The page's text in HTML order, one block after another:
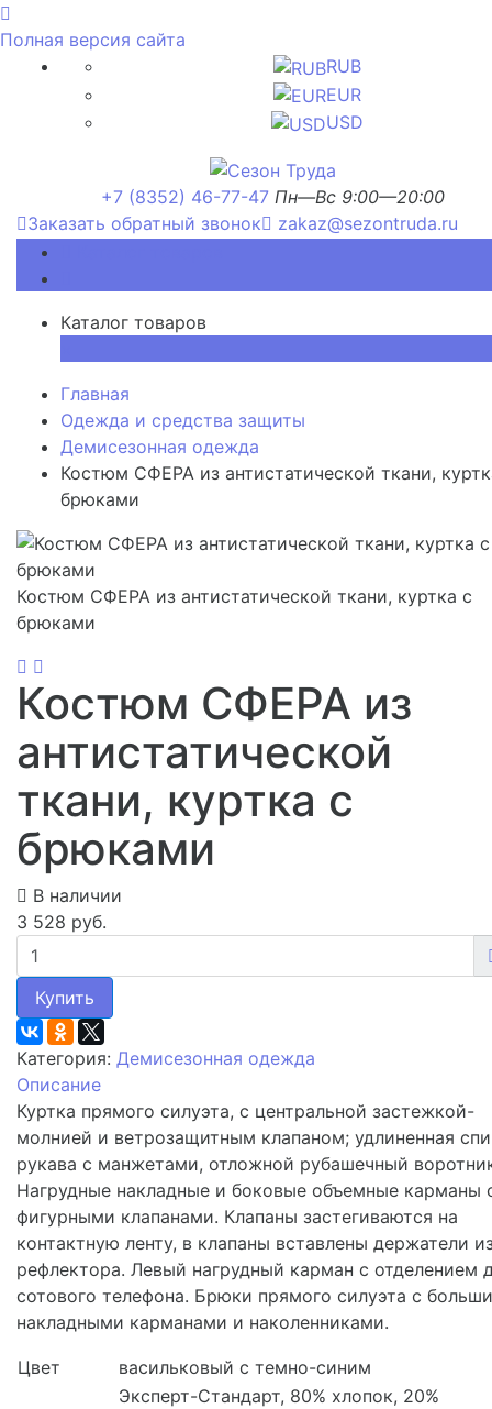
Полная версия сайта
RUB
EUR
USD
+7 (8352) 46-77-47 Пн—Вс 9:00—20:00
Заказать обратный звонок
zakaz@sezontruda.ru
Каталог товаров
Главная
Одежда и средства защиты
Демисезонная одежда
Костюм СФЕРА из антистатической ткани,
брюками
Костюм СФЕРА из антистатической ткани, куртка с
брюками
Костюм СФЕРА из
антистатической
ткани, куртка с
брюками
В наличии
3 528 руб.
Купить
Категория: Демисезонная одежда
Описание
Куртка прямого силуэта, с центральной застежкой-
молнией и ветрозащитным клапаном; удлиненная
рукава с манжетами, отложной рубашечный
Нагрудные накладные и боковые объемные карманы
фигурными клапанами. Клапаны застегиваются на
контактную ленту, в клапаны вставлены держатели
рефлектора. Левый нагрудный карман с отделением
сотового телефона. Брюки прямого силуэта с
накладными карманами и наколенниками.
Цвет васильковый с темно-синим
Эксперт-Стандарт, 80% хлопок, 20%